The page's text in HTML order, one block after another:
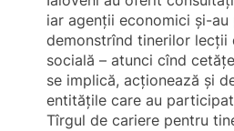
iar agenţii economici şi-
demonstrînd tinerilor lecţii
socială – atunci cînd
se implică, acţionează şi
entităţile care au
Tîrgul de cariere pentru